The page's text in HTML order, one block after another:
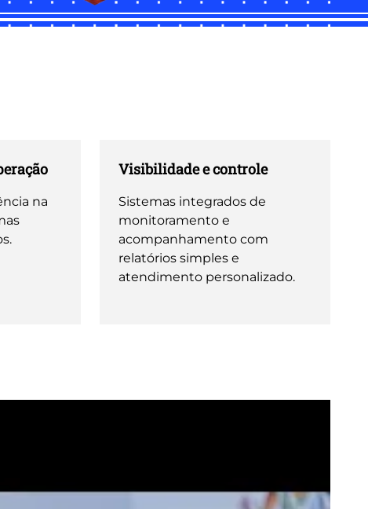
na
Visibilidade e controle
Sistemas integrados de
monitoramento e
acompanhamento com
relatórios simples e
atendimento personalizado.